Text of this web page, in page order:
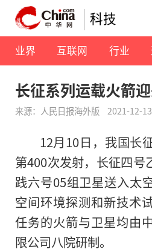
科技
业界 互联网 行业
长征系列运载火箭
来源：人民日报海外版 2021-12-
12月10日，我国长
第400次发射，长征四号
践六号05组卫星送入太
空间环境探测和新技术
任务的火箭与卫星均由
限公司八院研制。